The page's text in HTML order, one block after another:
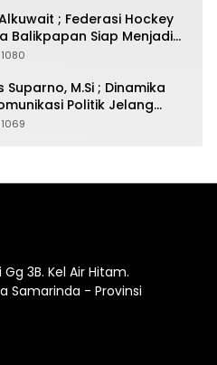
; Federasi Hockey
Balikpapan Siap Menjadi
Di Kaltim
1080
Suparno, M.Si ; Dinamika
Politik Jelang
1069
3B. Kel Air Hitam.
Samarinda - Provinsi